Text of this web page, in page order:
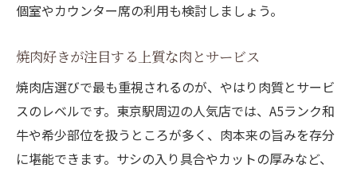
個室やカウンター席の利用も検討しましょう。
焼肉好きが注目する上質な肉とサービス
焼肉店選びで最も重視されるのが、やはり肉質とサービ
スのレベルです。東京駅周辺の人気店では、A5ランク和
牛や希少部位を扱うところが多く、肉本来の旨みを存分
に堪能できます。サシの入り具合やカットの厚みなど、